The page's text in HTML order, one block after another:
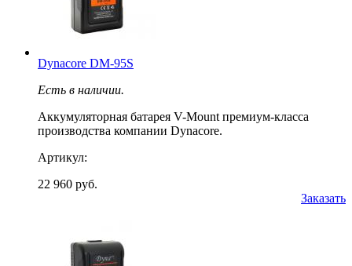
Dynacore DM-95S
Есть в наличии.
Аккумуляторная батарея V-Mount премиум-класса
производства компании Dynacore.
Артикул:
22 960 руб.
Заказать